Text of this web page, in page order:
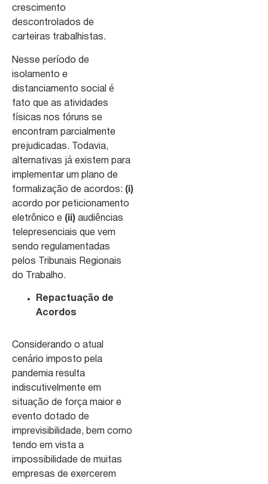
crescimento
descontrolados de
carteiras trabalhistas.
Nesse período de
isolamento e
distanciamento social é
fato que as atividades
físicas nos fóruns se
encontram parcialmente
prejudicadas. Todavia,
alternativas já existem para
implementar um plano de
formalização de acordos: (i)
acordo por peticionamento
eletrônico e (ii) audiências
telepresenciais que vem
sendo regulamentadas
pelos Tribunais Regionais
do Trabalho.
Repactuação de
Acordos
Considerando o atual
cenário imposto pela
pandemia resulta
indiscutivelmente em
situação de força maior e
evento dotado de
imprevisibilidade, bem como
tendo em vista a
impossibilidade de muitas
empresas de exercerem